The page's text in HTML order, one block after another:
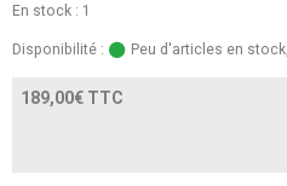
En stock : 1
Disponibilité : Peu d'articles en
189,00€ TTC